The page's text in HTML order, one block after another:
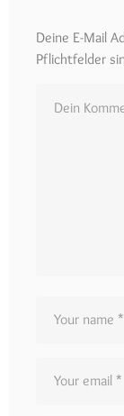
Deine E-Mail
Pflichtfelder